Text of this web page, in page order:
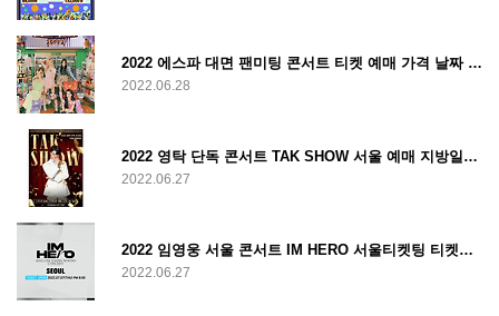
2022 에스파 대면 팬미팅 콘서트 티켓 예매 가격 날짜 컴백 일정
2022.06.28
2022 영탁 단독 콘서트 TAK SHOW 서울 예매 지방일정 공연일정 예매일정 팬사인회 정보
2022.06.27
2022 임영웅 서울 콘서트 IM HERO 서울티켓팅 티켓오픈일 공연일 정보
2022.06.27